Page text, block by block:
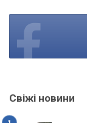
Свіжі новини